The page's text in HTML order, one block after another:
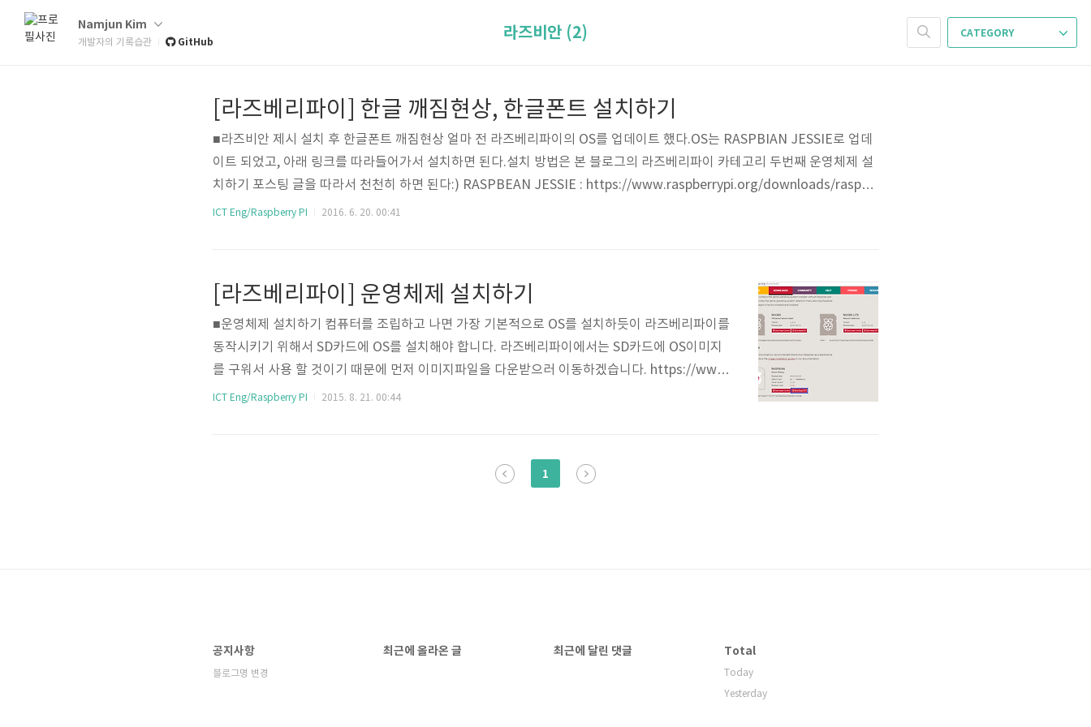
Namjun Kim
개발자의 기록습관 GitHub
CATEGORY
라즈비안 (2)
[라즈베리파이] 한글 깨짐현상, 한글폰트 설치하기
■라즈비안 제시 설치 후 한글폰트 깨짐현상 얼마 전 라즈베리파이의 OS를 업데이트 했다.OS는 RASPBIAN JESSIE로 업데
이트 되었고, 아래 링크를 따라들어가서 설치하면 된다.설치 방법은 본 블로그의 라즈베리파이 카테고리 두번째 운영체제 설
치하기 포스팅 글을 따라서 천천히 하면 된다:) RASPBEAN JESSIE : https://www.raspberrypi.org/downloads/raspbi
an/ 운영체제를 깔고나서, 인터넷에 접속해봤더니 네이버 메인페이지가 네모로 가득차는 현상이 발생했다. 한글이 깨져서 나
ICT Eng/Raspberry PI 2016. 6. 20. 00:41
[라즈베리파이] 운영체제 설치하기
■운영체제 설치하기 컴퓨터를 조립하고 나면 가장 기본적으로 OS를 설치하듯이 라즈베리파이를
동작시키기 위해서 SD카드에 OS를 설치해야 합니다. 라즈베리파이에서는 SD카드에 OS이미지
를 구워서 사용 할 것이기 때문에 먼저 이미지파일을 다운받으러 이동하겠습니다. https://www.
raspberrypi.org/downloads/ 라즈베리파이용으로 배포되고 있는 운영체제들이 많지만 가장 많
스, 설치가이드 링크를 클릭하여 이동하겠습니다. 이동하면 다음과 같이 SD카드에 이미지를 굽는
ICT Eng/Raspberry PI 2015. 8. 21. 00:44
1
공지사항
블로그명 변경
최근에 올라온 글 최근에 달린 댓글 Total
Today
Yesterday